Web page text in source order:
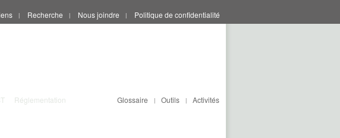
| Recherche | Nous joindre | Politique de confidentialité
Réglementation Activités
Outils |
Glossaire |